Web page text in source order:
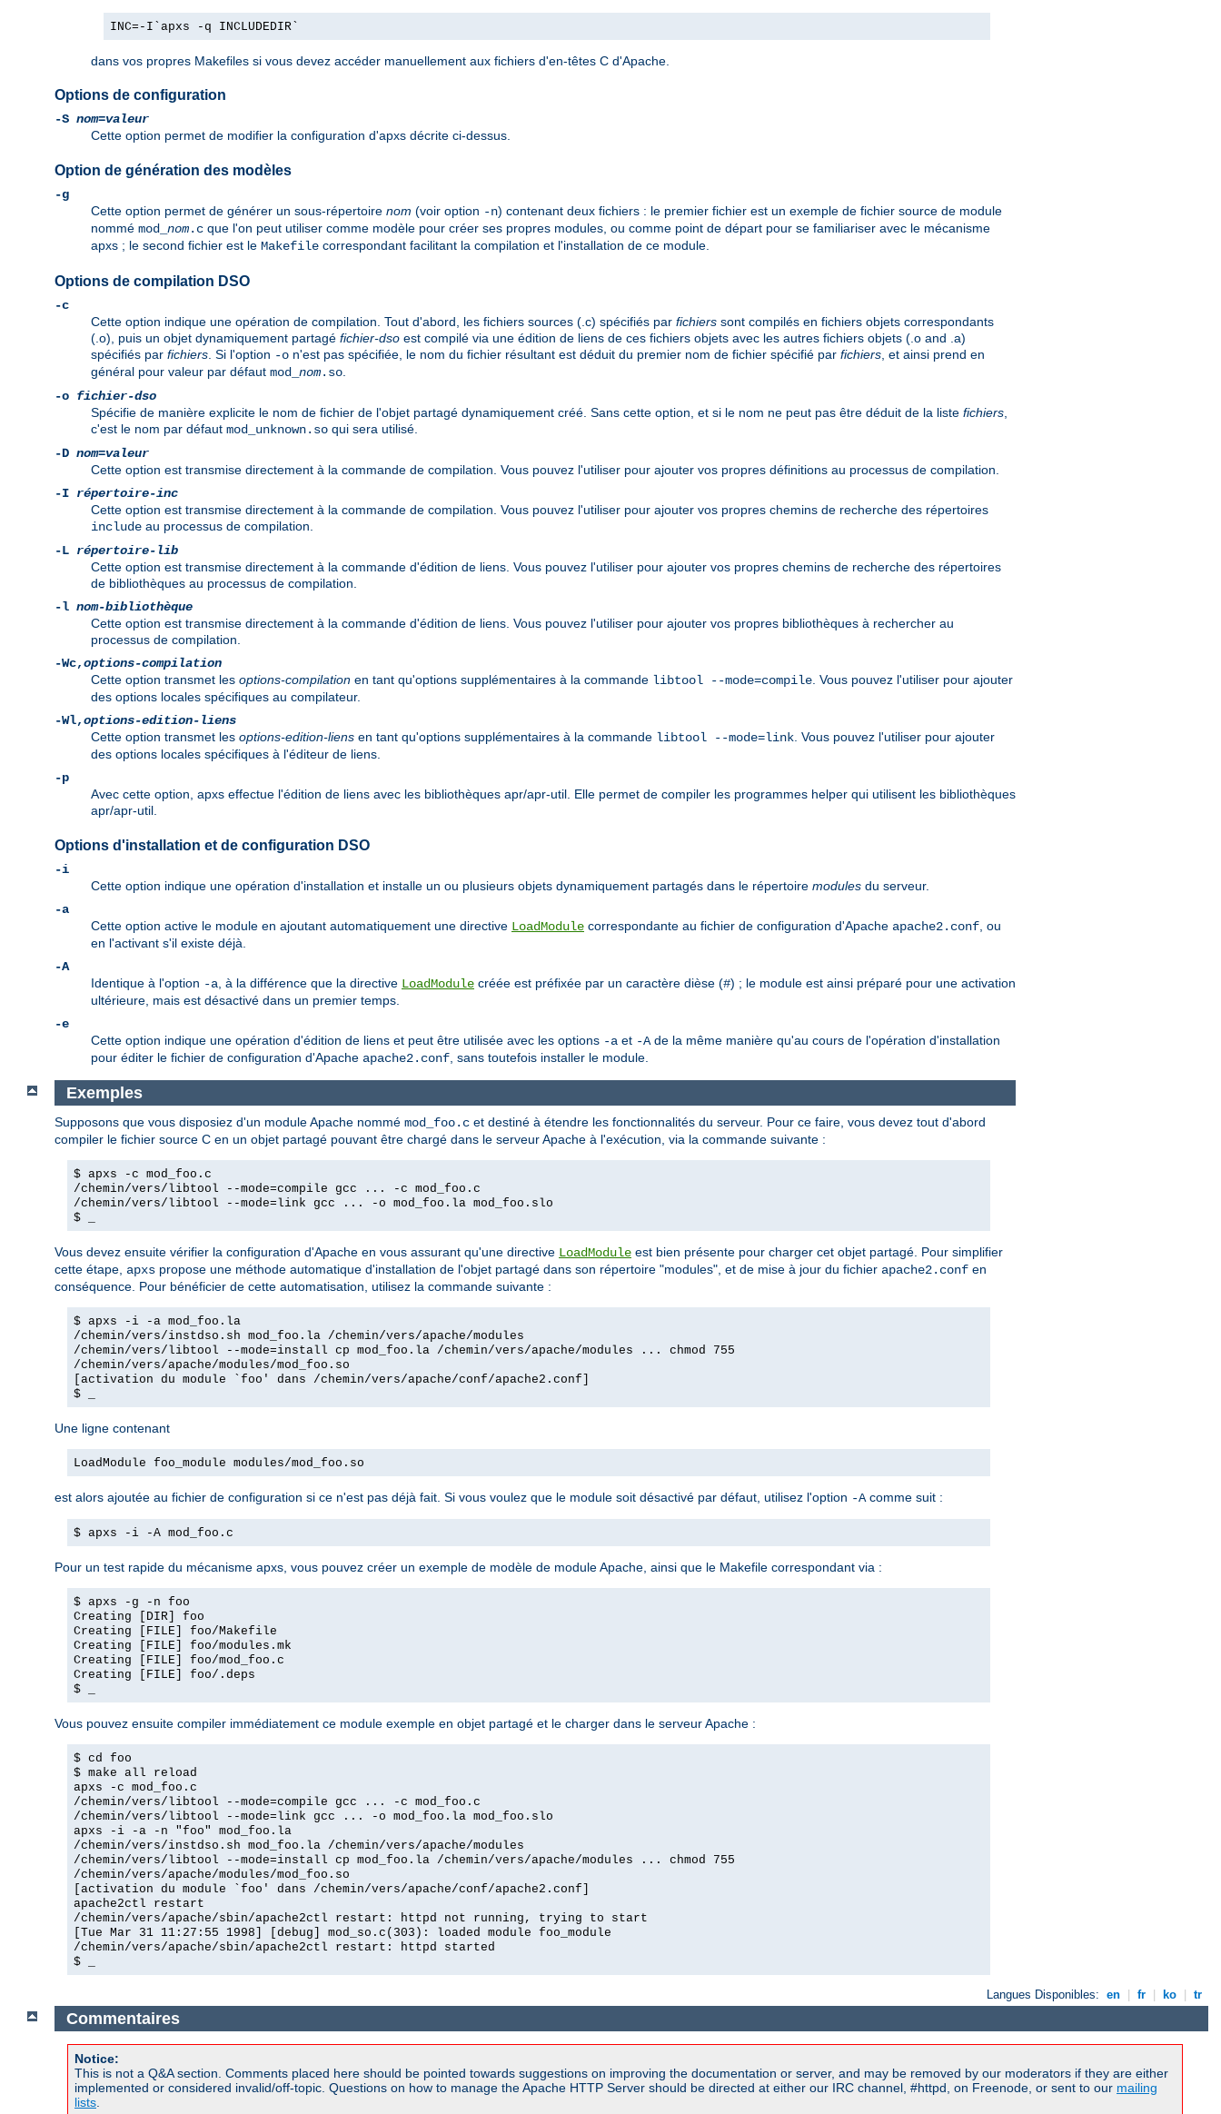
INC=-I`apxs -q INCLUDEDIR`
dans vos propres Makefiles si vous devez accéder manuellement aux fichiers d'en-têtes C d'Apache.
Options de configuration
-S nom=valeur
Cette option permet de modifier la configuration d'apxs décrite ci-dessus.
Option de génération des modèles
-g
Cette option permet de générer un sous-répertoire nom (voir option -n) contenant deux fichiers : le premier fichier est un exemple de fichier source de module
nommé mod_ nom.c que l'on peut utiliser comme modèle pour créer ses propres modules, ou comme point de départ pour se familiariser avec le mécanisme
apxs ; le second fichier est le Makefile correspondant facilitant la compilation et l'installation de ce module.
Options de compilation DSO
-c
Cette option indique une opération de compilation. Tout d'abord, les fichiers sources (.c) spécifiés par fichiers sont compilés en fichiers objets correspondants
(.o), puis un objet dynamiquement partagé fichier-dso est compilé via une édition de liens de ces fichiers objets avec les autres fichiers objets (.o and .a)
spécifiés par fichiers . Si l'option -o n'est pas spécifiée, le nom du fichier résultant est déduit du premier nom de fichier spécifié par fichiers , et ainsi prend en
général pour valeur par défaut mod_ nom.so
-o fichier-dso
Spécifie de manière explicite le nom de fichier de l'objet partagé dynamiquement créé. Sans cette option, et si le nom ne peut pas être déduit de la liste fichiers
c'est le nom par défaut mod_unknown.so qui sera utilisé.
-D nom=valeur
Cette option est transmise directement à la commande de compilation. Vous pouvez l'utiliser pour ajouter vos propres définitions au processus de compilation.
-I répertoire-inc
Cette option est transmise directement à la commande de compilation. Vous pouvez l'utiliser pour ajouter vos propres chemins de recherche des répertoires
include au processus de compilation.
-L répertoire-lib
Cette option est transmise directement à la commande d'édition de liens. Vous pouvez l'utiliser pour ajouter vos propres chemins de recherche des répertoires
de bibliothèques au processus de compilation.
-l nom-bibliothèque
Cette option est transmise directement à la commande d'édition de liens. Vous pouvez l'utiliser pour ajouter vos propres bibliothèques à rechercher au
processus de compilation.
-Wc,options-compilation
Cette option transmet les options-compilation en tant qu'options supplémentaires à la commande libtool --mode=compile . Vous pouvez l'utiliser pour ajouter
des options locales spécifiques au compilateur.
-Wl,options-edition-liens
Cette option transmet les options-edition-liens en tant qu'options supplémentaires à la commande libtool --mode=link . Vous pouvez l'utiliser pour ajouter
des options locales spécifiques à l'éditeur de liens.
-p
Avec cette option, apxs effectue l'édition de liens avec les bibliothèques apr/apr-util. Elle permet de compiler les programmes helper qui utilisent les bibliothèques
apr/apr-util.
Options d'installation et de configuration DSO
-i
Cette option indique une opération d'installation et installe un ou plusieurs objets dynamiquement partagés dans le répertoire modules du serveur.
-a
Cette option active le module en ajoutant automatiquement une directive LoadModule correspondante au fichier de configuration d'Apache apache2.conf , ou
en l'activant s'il existe déjà.
-A
Identique à l'option -a , à la différence que la directive LoadModule créée est préfixée par un caractère dièse (#) ; le module est ainsi préparé pour une activation
ultérieure, mais est désactivé dans un premier temps.
-e
Cette option indique une opération d'édition de liens et peut être utilisée avec les options -a et -A de la même manière qu'au cours de l'opération d'installation
pour éditer le fichier de configuration d'Apache apache2.conf , sans toutefois installer le module.
Exemples
Supposons que vous disposiez d'un module Apache nommé mod_foo.c et destiné à étendre les fonctionnalités du serveur. Pour ce faire, vous devez tout d'abord
compiler le fichier source C en un objet partagé pouvant être chargé dans le serveur Apache à l'exécution, via la commande suivante :
$ apxs -c mod_foo.c
/chemin/vers/libtool --mode=compile gcc ... -c mod_foo.c
/chemin/vers/libtool --mode=link gcc ... -o mod_foo.la mod_foo.slo
$ _
Vous devez ensuite vérifier la configuration d'Apache en vous assurant qu'une directive LoadModule est bien présente pour charger cet objet partagé. Pour simplifier
cette étape, apxs propose une méthode automatique d'installation de l'objet partagé dans son répertoire "modules", et de mise à jour du fichier apache2.conf en
conséquence. Pour bénéficier de cette automatisation, utilisez la commande suivante :
$ apxs -i -a mod_foo.la
/chemin/vers/instdso.sh mod_foo.la /chemin/vers/apache/modules
/chemin/vers/libtool --mode=install cp mod_foo.la /chemin/vers/apache/modules ... chmod 755
/chemin/vers/apache/modules/mod_foo.so
[activation du module `foo' dans /chemin/vers/apache/conf/apache2.conf]
$ _
Une ligne contenant
LoadModule foo_module modules/mod_foo.so
est alors ajoutée au fichier de configuration si ce n'est pas déjà fait. Si vous voulez que le module soit désactivé par défaut, utilisez l'option -Acomme suit :
$ apxs -i -A mod_foo.c
Pour un test rapide du mécanisme apxs, vous pouvez créer un exemple de modèle de module Apache, ainsi que le Makefile correspondant via :
$ apxs -g -n foo
Creating [DIR] foo
Creating [FILE] foo/Makefile
Creating [FILE] foo/modules.mk
Creating [FILE] foo/mod_foo.c
Creating [FILE] foo/.deps
$ _
Vous pouvez ensuite compiler immédiatement ce module exemple en objet partagé et le charger dans le serveur Apache :
$ cd foo
$ make all reload
apxs -c mod_foo.c
/chemin/vers/libtool --mode=compile gcc ... -c mod_foo.c
/chemin/vers/libtool --mode=link gcc ... -o mod_foo.la mod_foo.slo
apxs -i -a -n "foo" mod_foo.la
/chemin/vers/instdso.sh mod_foo.la /chemin/vers/apache/modules
/chemin/vers/libtool --mode=install cp mod_foo.la /chemin/vers/apache/modules ... chmod 755
/chemin/vers/apache/modules/mod_foo.so
[activation du module `foo' dans /chemin/vers/apache/conf/apache2.conf]
apache2ctl restart
/chemin/vers/apache/sbin/apache2ctl restart: httpd not running, trying to start
[Tue Mar 31 11:27:55 1998] [debug] mod_so.c(303): loaded module foo_module
/chemin/vers/apache/sbin/apache2ctl restart: httpd started
$ _
Langues Disponibles: en fr ko tr
Commentaires
Notice:
This is not a Q&A section. Comments placed here should be pointed towards suggestions on improving the documentation or server, and may be removed by our moderators if they are either
implemented or considered invalid/off-topic. Questions on how to manage the Apache HTTP Server should be directed at either our IRC channel, #httpd, on Freenode, or sent to our mailing
lists.